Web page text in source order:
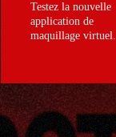
Testez la nouvelle
application de
maquillage virtuel.